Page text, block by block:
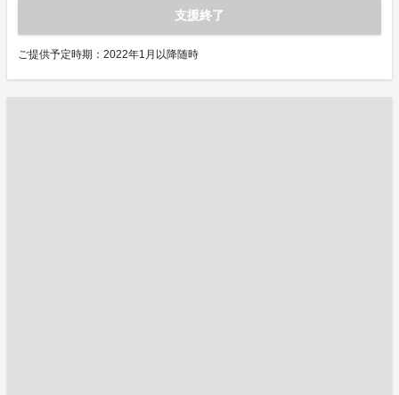
支援終了
ご提供予定時期：2022年1月以降随時